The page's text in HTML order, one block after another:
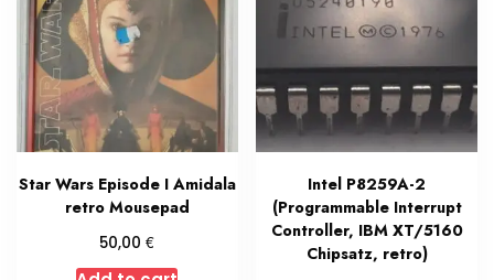
Star Wars Episode I Amidala
retro Mousepad
50,00€
Intel P8259A-2
(Programmable Interrupt
Controller, IBM XT/5160
Chipsatz, retro)